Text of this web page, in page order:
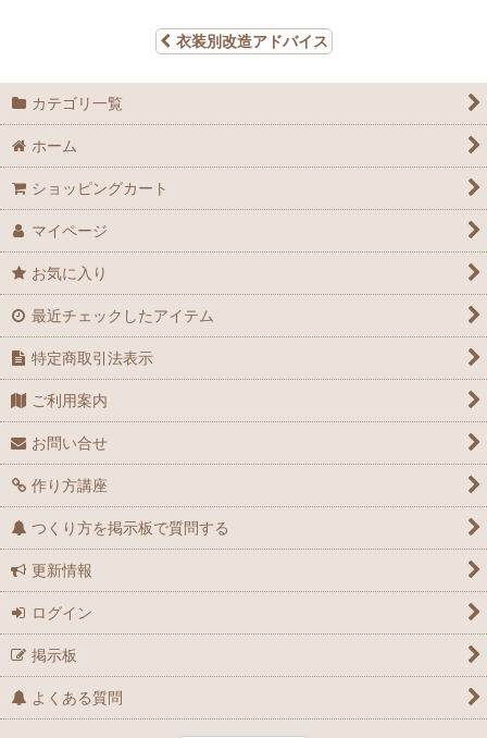
衣装別改造アドバイス
カテゴリ一覧
ホーム
ショッピングカート
マイページ
お気に入り
最近チェックしたアイテム
特定商取引法表示
ご利用案内
お問い合せ
作り方講座
つくり方を掲示板で質問する
更新情報
ログイン
掲示板
よくある質問